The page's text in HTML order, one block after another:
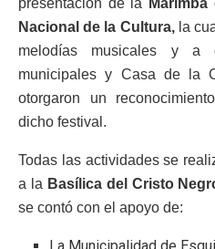
Nacional de la Cultura,la
melodías musicales y a
municipales y Casa de la
otorgaron un
dicho festival.
Todas las actividades se
a la Basílica del Cristo
se contó con el apoyo de: